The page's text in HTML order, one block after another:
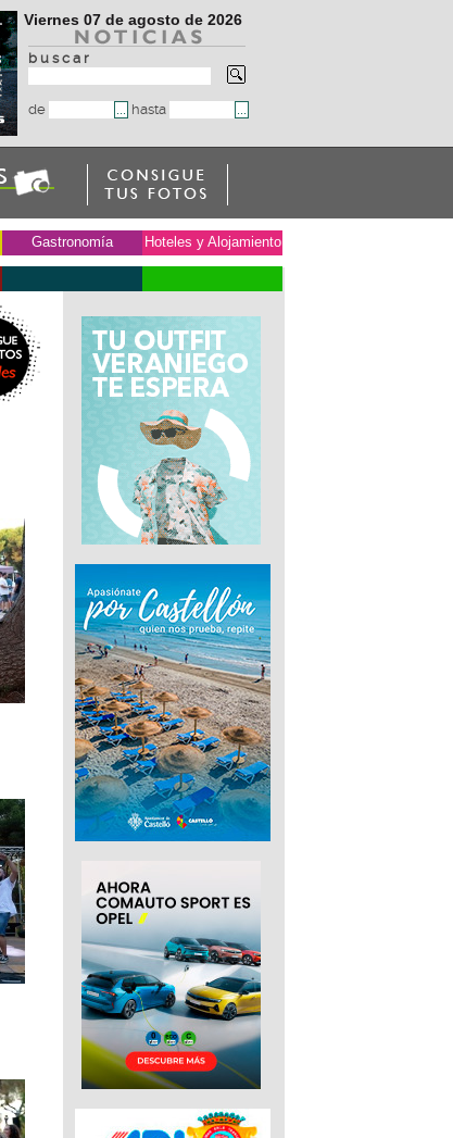
Viernes 07 de agosto de 2026
b u s c a r
de hasta
Gastronomía Hoteles y Alojamiento